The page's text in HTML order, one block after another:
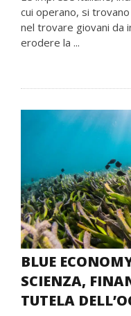
cui operano, si
nel trovare giovani da
erodere la ...
BLUE
SCIENZA,
TUTELA